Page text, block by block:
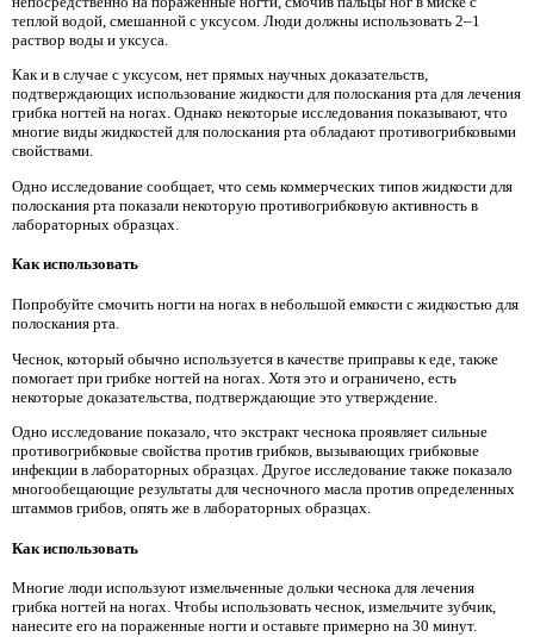
теплой водой, смешанной с уксусом. Люди должны использовать 2–1
раствор воды и уксуса.
Как и в случае с уксусом, нет прямых научных доказательств,
подтверждающих использование жидкости для полоскания рта для лечения
грибка ногтей на ногах. Однако некоторые исследования показывают, что
многие виды жидкостей для полоскания рта обладают противогрибковыми
свойствами.
Одно исследование сообщает, что семь коммерческих типов жидкости для
полоскания рта показали некоторую противогрибковую активность в
лабораторных образцах.
Как использовать
Попробуйте смочить ногти на ногах в небольшой емкости с жидкостью для
полоскания рта.
Чеснок, который обычно используется в качестве приправы к еде, также
помогает при грибке ногтей на ногах. Хотя это и ограничено, есть
некоторые доказательства, подтверждающие это утверждение.
Одно исследование показало, что экстракт чеснока проявляет сильные
противогрибковые свойства против грибков, вызывающих грибковые
инфекции в лабораторных образцах. Другое исследование также показало
многообещающие результаты для чесночного масла против определенных
штаммов грибов, опять же в лабораторных образцах.
Как использовать
Многие люди используют измельченные дольки чеснока для лечения
грибка ногтей на ногах. Чтобы использовать чеснок, измельчите зубчик,
нанесите его на пораженные ногти и оставьте примерно на 30 минут.